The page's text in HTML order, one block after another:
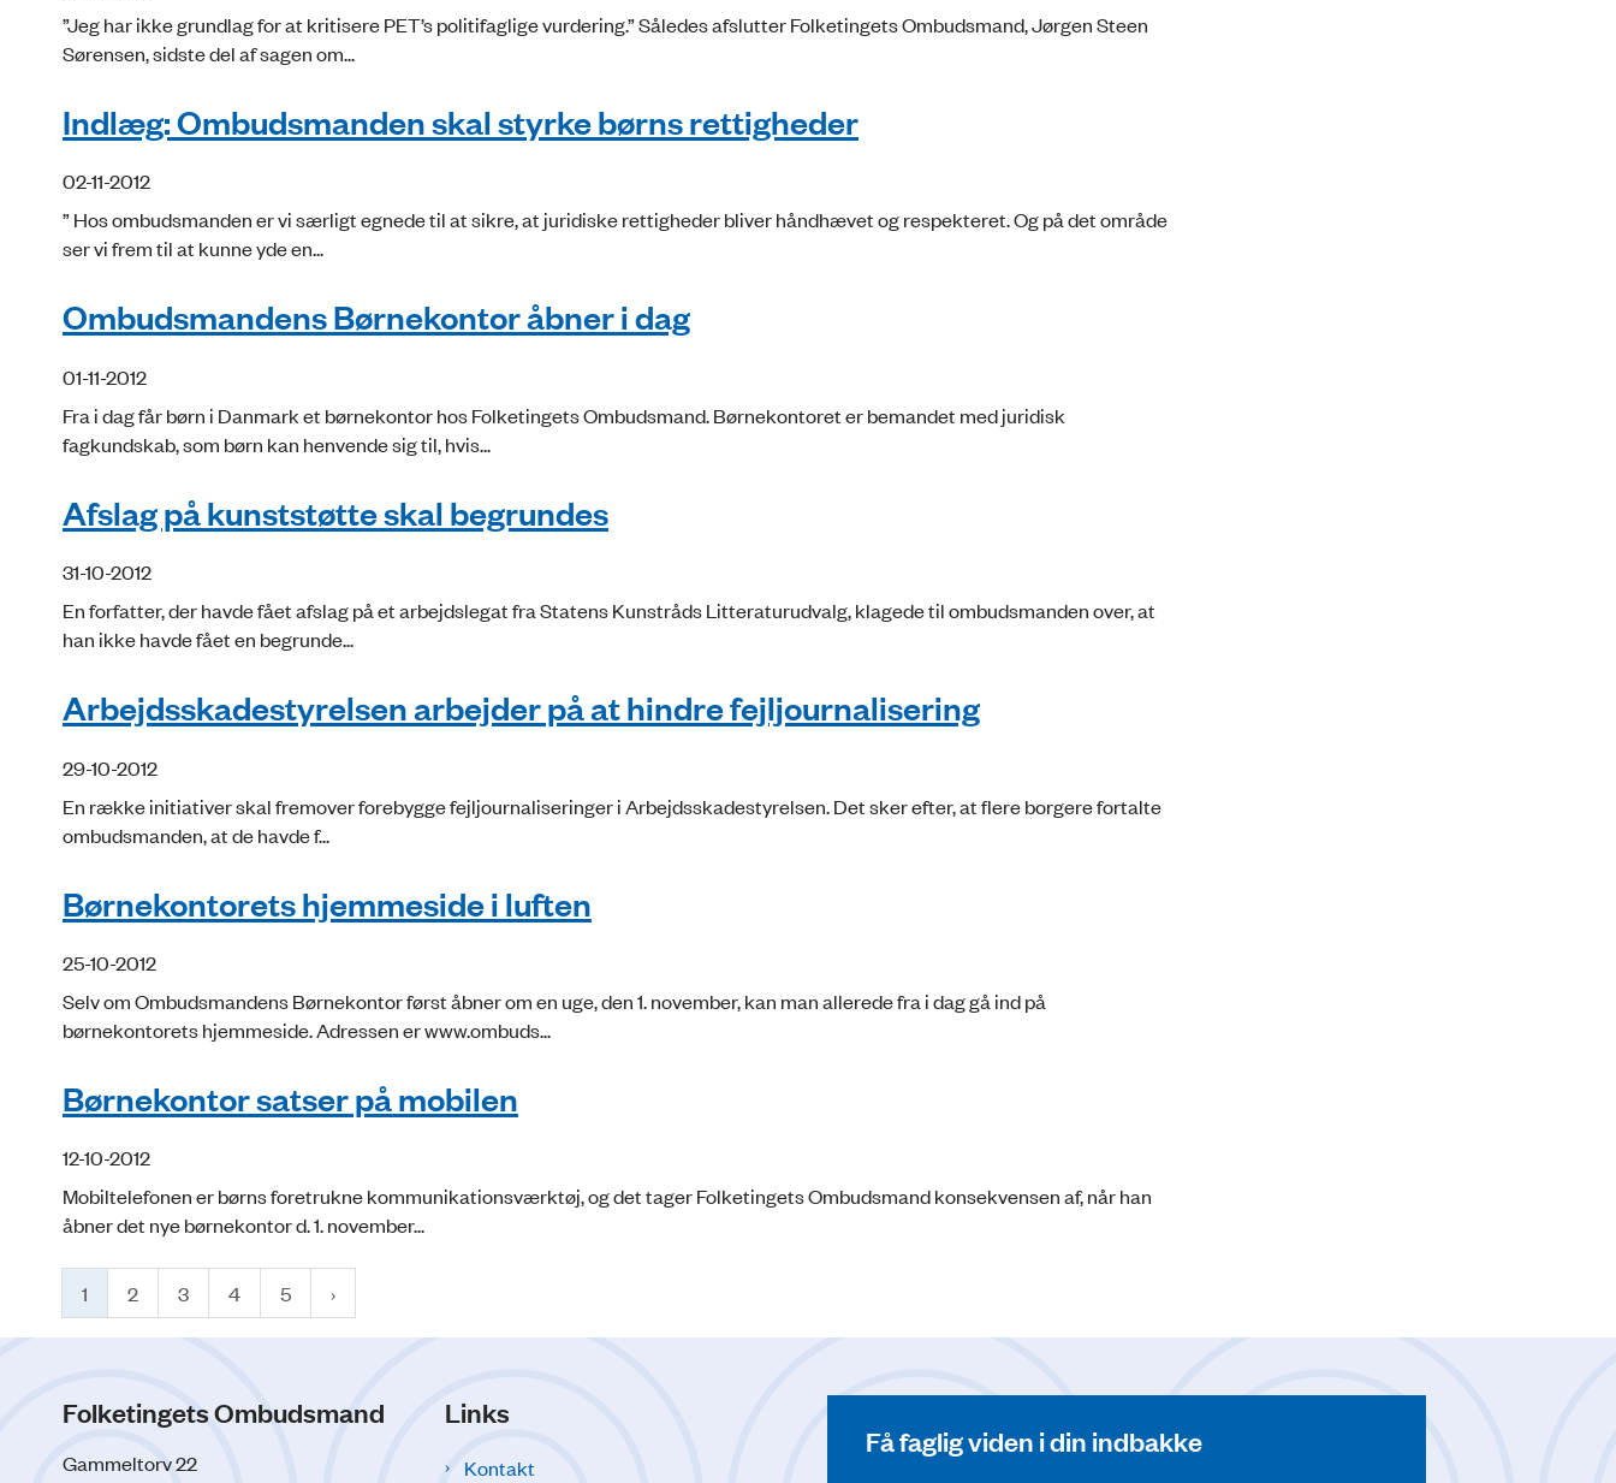
”Jeg har ikke grundlag for at kritisere PET’s politifaglige vurdering.” Således afslutter Folketingets Ombudsmand, Jørgen Steen
Sørensen, sidste del af sagen om...
Indlæg: Ombudsmanden skal styrke børns rettigheder
02-11-2012
” Hos ombudsmanden er vi særligt egnede til at sikre, at juridiske rettigheder bliver håndhævet og respekteret. Og på det område
ser vi frem til at kunne yde en...
Ombudsmandens Børnekontor åbner i dag
01-11-2012
Fra i dag får børn i Danmark et børnekontor hos Folketingets Ombudsmand. Børnekontoret er bemandet med juridisk
fagkundskab, som børn kan henvende sig til, hvis...
Afslag på kunststøtte skal begrundes
31-10-2012
En forfatter, der havde fået afslag på et arbejdslegat fra Statens Kunstråds Litteraturudvalg, klagede til ombudsmanden over, at
han ikke havde fået en begrunde...
Arbejdsskadestyrelsen arbejder på at hindre fejljournalisering
29-10-2012
En række initiativer skal fremover forebygge fejljournaliseringer i Arbejdsskadestyrelsen. Det sker efter, at flere borgere fortalte
ombudsmanden, at de havde f...
Børnekontorets hjemmeside i luften
25-10-2012
Selv om Ombudsmandens Børnekontor først åbner om en uge, den 1. november, kan man allerede fra i dag gå ind på
børnekontorets hjemmeside. Adressen er www.ombuds...
Børnekontor satser på mobilen
12-10-2012
Mobiltelefonen er børns foretrukne kommunikationsværktøj, og det tager Folketingets Ombudsmand konsekvensen af, når han
åbner det nye børnekontor d. 1. november...
1 2 3 4 5
Folketingets Ombudsmand
Gammeltorv 22
Links
Kontakt
Få faglig viden i din indbakke